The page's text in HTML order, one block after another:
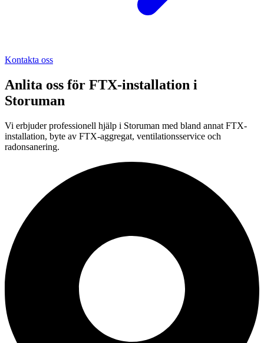
Kontakta oss
Anlita oss för FTX-installation i
Storuman
Vi erbjuder professionell hjälp i Storuman med bland annat FTX-
installation, byte av FTX-aggregat, ventilationsservice och
radonsanering.